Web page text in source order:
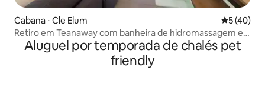
Cabana ⋅ Cle Elum 5 de uma
5 (40)
Retiro em Teanaway com banheira de hidromassagem e
vista para o rio
Aluguel por temporada de chalés pet
friendly